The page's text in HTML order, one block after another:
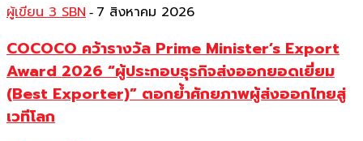
ผู้เขียน 3 SBN - 7 สิงหาคม 2026
COCOCO คว้ารางวัล Prime Minister’s Export
Award 2026 “ผู้ประกอบธุรกิจส่งออกยอดเยี่ยม
(Best Exporter)” ตอกย้ำศักยภาพผู้ส่งออกไทยสู่
เวทีโลก